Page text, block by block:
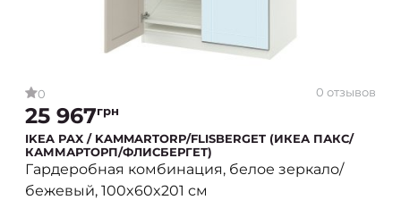
0 0 отзывов
25 967грн
IKEA PAX / KAMMARTORP/FLISBERGET (ИКЕА ПАКС/
КАММАРТОРП/ФЛИСБЕРГЕТ)
Гардеробная комбинация, белое зеркало/
бежевый, 100x60x201 см